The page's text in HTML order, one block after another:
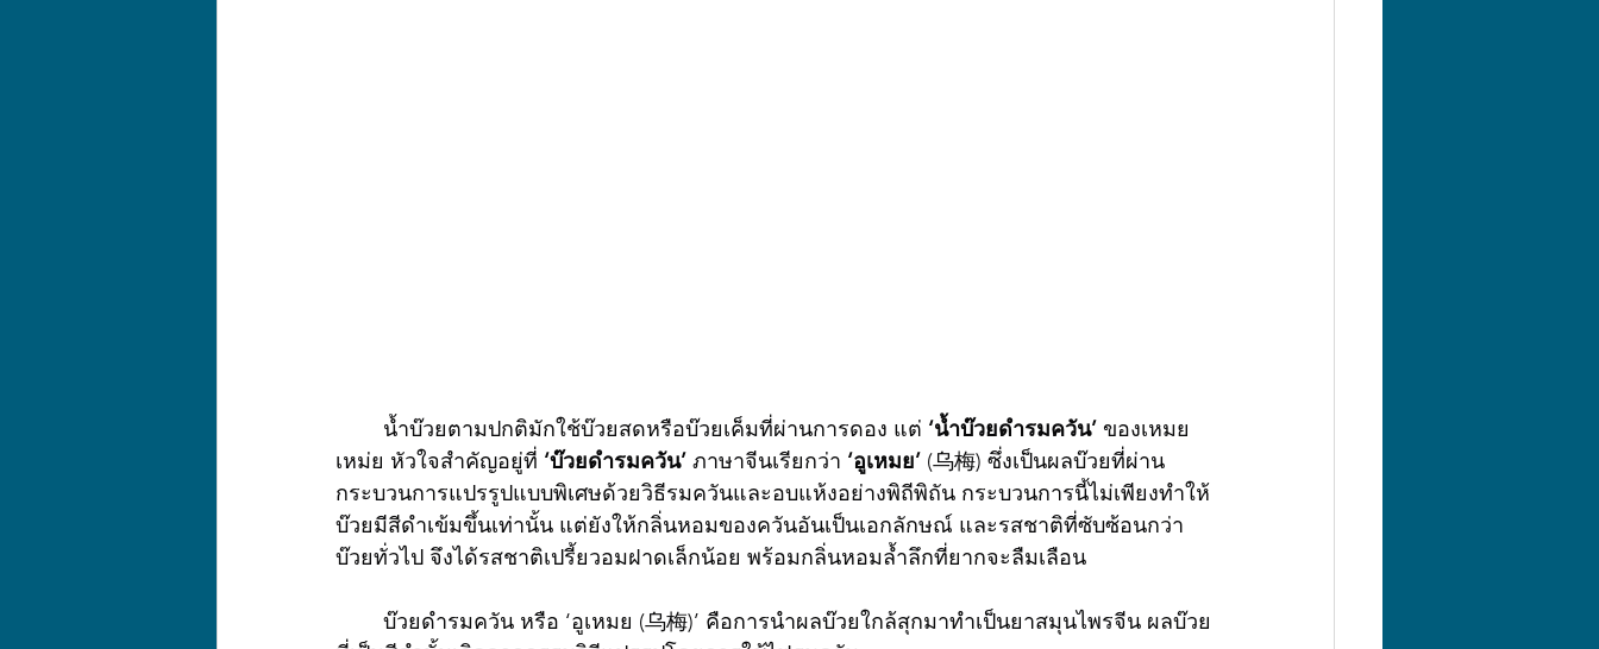
น้ำบ๊วยตามปกติมักใช้บ๊วยสดหรือบ๊วยเค็มที่ผ่านการดอง แต่ ‘น้ำบ๊วยดำรมควัน’ ของเหมย
เหม่ย หัวใจสำคัญอยู่ที่ ‘บ๊วยดำรมควัน’ ภาษาจีนเรียกว่า ‘อูเหมย’ (乌梅) ซึ่งเป็นผลบ๊วยที่ผ่าน
กระบวนการแปรรูปแบบพิเศษด้วยวิธีรมควันและอบแห้งอย่างพิถีพิถัน กระบวนการนี้ไม่เพียงทำให้
บ๊วยมีสีดำเข้มขึ้นเท่านั้น แต่ยังให้กลิ่นหอมของควันอันเป็นเอกลักษณ์ และรสชาติที่ซับซ้อนกว่า
บ๊วยทั่วไป จึงได้รสชาติเปรี้ยวอมฝาดเล็กน้อย พร้อมกลิ่นหอมล้ำลึกที่ยากจะลืมเลือน